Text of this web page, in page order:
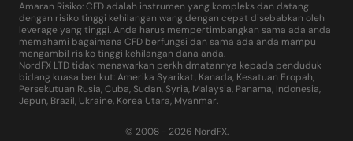
Amaran Risiko: CFD adalah instrumen yang kompleks dan datang
dengan risiko tinggi kehilangan wang dengan cepat disebabkan oleh
leverage yang tinggi. Anda harus mempertimbangkan sama ada anda
memahami bagaimana CFD berfungsi dan sama ada anda mampu
mengambil risiko tinggi kehilangan dana anda.
NordFX LTD tidak menawarkan perkhidmatannya kepada penduduk
bidang kuasa berikut: Amerika Syarikat, Kanada, Kesatuan Eropah,
Persekutuan Rusia, Cuba, Sudan, Syria, Malaysia, Panama, Indonesia,
Jepun, Brazil, Ukraine, Korea Utara, Myanmar.
© 2008 - 2026 NordFX.